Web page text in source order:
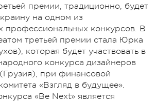
премии, традиционно, будет
на одном из
профессиональных конкурсов. В
третьей премии стала Юрка
которая будет участвовать в
конкурса дизайнеров
при финансовой
«Взгляд в будущее».
«Be Next» является